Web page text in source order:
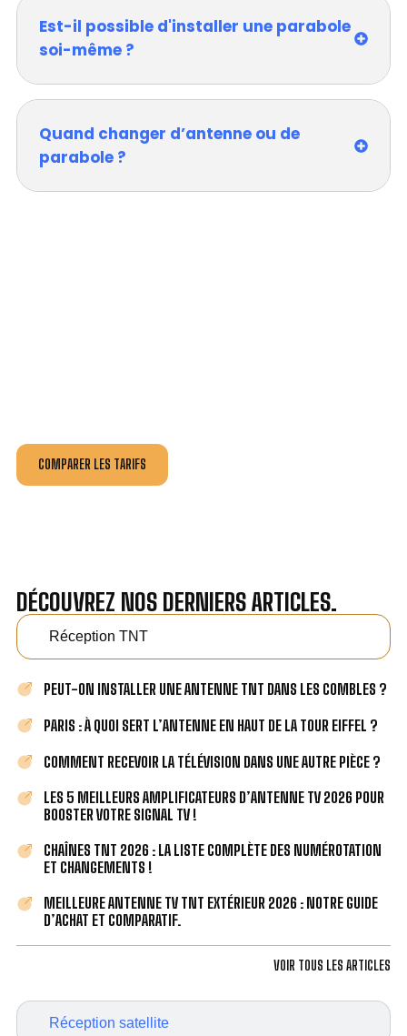
Est-il possible d'installer une parabole
soi-même ?
Quand changer d’antenne ou de
parabole ?
COMPARER LES TARIFS
DÉCOUVREZ NOS DERNIERS ARTICLES.
Réception TNT
Réception satellite
PEUT-ON INSTALLER UNE ANTENNE TNT DANS LES COMBLES ?
PARIS : À QUOI SERT L’ANTENNE EN HAUT DE LA TOUR EIFFEL ?
COMMENT RECEVOIR LA TÉLÉVISION DANS UNE AUTRE PIÈCE ?
LES 5 MEILLEURS AMPLIFICATEURS D’ANTENNE TV 2026 POUR
BOOSTER VOTRE SIGNAL TV !
CHAÎNES TNT 2026 : LA LISTE COMPLÈTE DES NUMÉROTATION
ET CHANGEMENTS !
MEILLEURE ANTENNE TV TNT EXTÉRIEUR 2026 : NOTRE GUIDE
D’ACHAT ET COMPARATIF.
VOIR TOUS LES ARTICLES